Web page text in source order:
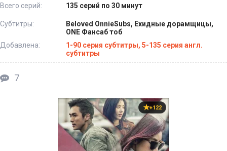
Всего серий:
135 серий по 30 минут
Субтитры:
Beloved OnnieSubs, Ехидные дорамщицы,
ONE Фансаб тоб
Добавлена:
1-90 серия субтитры, 5-135 серия англ.
субтитры
7
+122